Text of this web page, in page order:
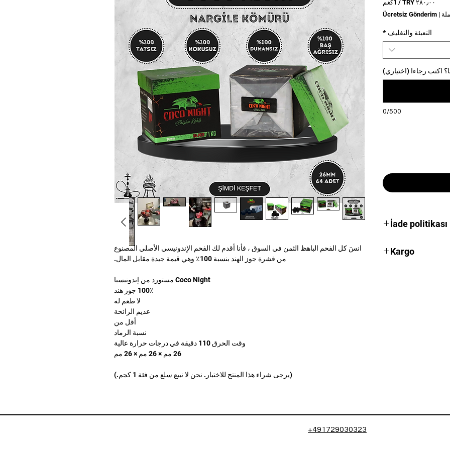
انسَ كل الفحم الباهظ الثمن في السوق ، فأنا أقدم لك الفحم الإندونيسي الأصلي المصنوع
من قشرة جوز الهند بنسبة 100٪ وهي قيمة جيدة مقابل المال.
Coco Night مستورد من إندونيسيا
100٪ جوز هند
لا طعم له
عديم الرائحة
أقل من
نسبة الرماد
وقت الحرق 110 دقيقة في درجات حرارة عالية
26 مم × 26 مم × 26 مم
(يرجى شراء هذا المنتج للاختبار. نحن لا نبيع سلع من فئة 1 كجم.)
/ 1كغم
‏٢٨٠٫٠٠ TRY
|
Ücretsiz Gönderim
التعبئة والتغليف *
اكتب رجاءا (اختياري)
0/500
İade politikası
iade alıyoruz
Kargo
+491729030323